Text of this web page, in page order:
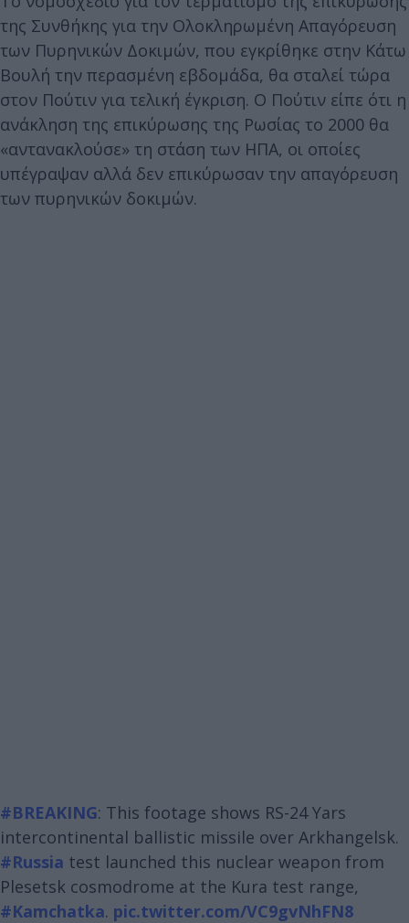
της Συνθήκης για την Ολοκληρωμένη Απαγόρευση
των Πυρηνικών Δοκιμών, που εγκρίθηκε στην Κάτω
Βουλή την περασμένη εβδομάδα, θα σταλεί τώρα
στον Πούτιν για τελική έγκριση. Ο Πούτιν είπε ότι η
ανάκληση της επικύρωσης της Ρωσίας το 2000 θα
«αντανακλούσε» τη στάση των ΗΠΑ, οι οποίες
υπέγραψαν αλλά δεν επικύρωσαν την απαγόρευση
των πυρηνικών δοκιμών.
#BREAKING: This footage shows RS-24 Yars
intercontinental ballistic missile over Arkhangelsk.
#Russia test launched this nuclear weapon from
Plesetsk cosmodrome at the Kura test range,
#Kamchatka. pic.twitter.com/VC9gvNhFN8